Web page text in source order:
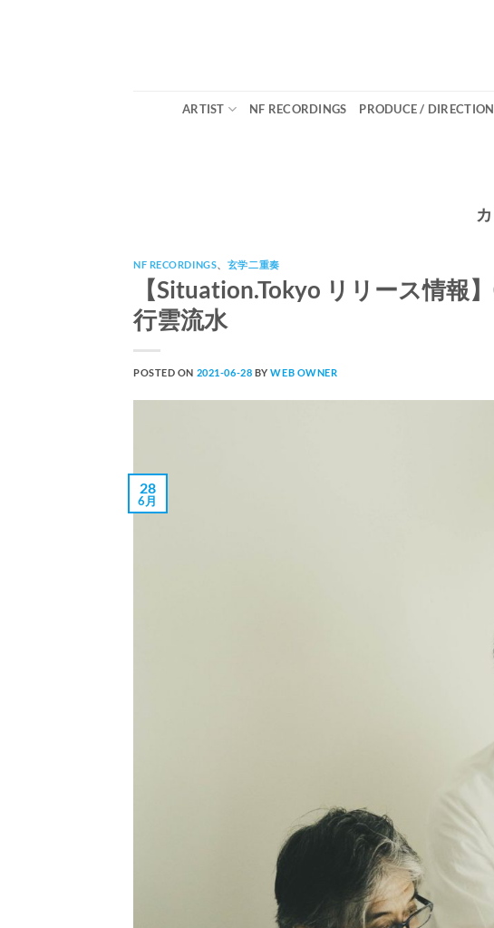
ARTIST NF RECORDINGS PRODUCE / DIRECTION
NF RECORDINGS、 玄学二重奏
【Situation.Tokyo リリース情報
行雲流水
POSTED ON 2021-06-28 BYWEB OWNER
28
6月